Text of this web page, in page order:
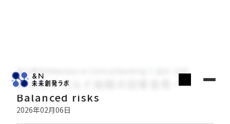
井上哲也のReview on Central Banking
ECBのラガルド総裁の記者会見－
Balanced risks
2026年02月06日